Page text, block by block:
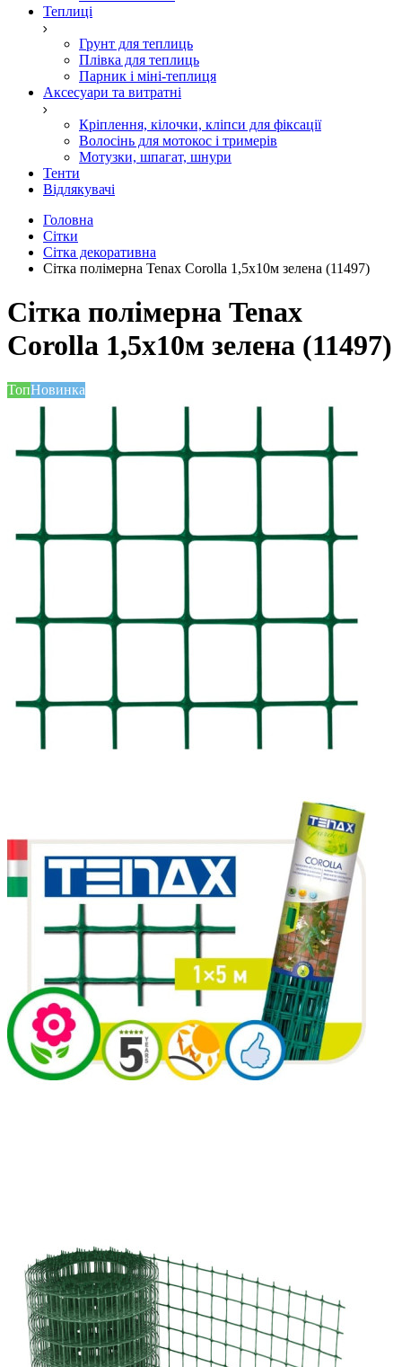
Теплиці
Грунт для теплиць
Плівка для теплиць
Парник і міні-теплиця
Аксесуари та витратні
Кріплення, кілочки, кліпси для фіксації
Волосінь для мотокос і тримерів
Мотузки, шпагат, шнури
Тенти
Відлякувачі
Головна
Сітки
Сітка декоративна
Сітка полімерна Tenax Corolla 1,5х10м зелена (11497)
Сітка полімерна Tenax
Corolla 1,5х10м зелена (11497)
ТопНовинка